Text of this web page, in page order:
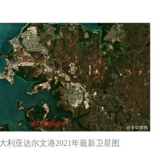
利亚达尔文港2021年最新卫星图